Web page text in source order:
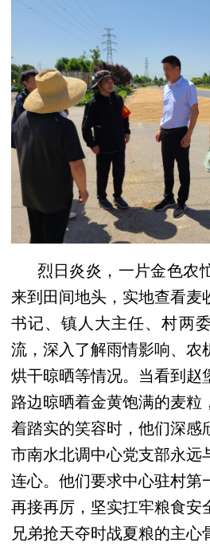
烈日炎炎，一片金色农
来到田间地头，实地查看麦
书记、镇人大主任、村两
流，深入了解雨情影响、农
烘干晾晒等情况。当看到赵
路边晾晒着金黄饱满的麦粒
着踏实的笑容时，他们深感
市南水北调中心党支部永远
连心。他们要求中心驻村第
再接再厉，坚实扛牢粮食安
兄弟抢天夺时战夏粮的主